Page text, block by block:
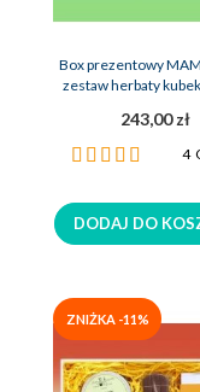
Box prezentowy
zestaw herbaty
243,00 zł
Ocena:
4
DODAJ DO
ZNIŻKA -11%